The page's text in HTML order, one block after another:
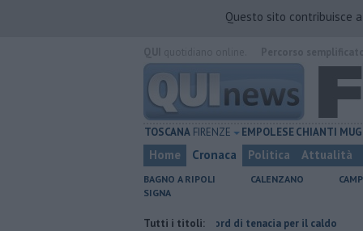
Questo sito contribuisce
TOSCANA FIRENZE EMPOLESECHIANTI
Home Cronaca Politica Attualità
BAGNO A RIPOLI CALENZANO
SIGNA
Tutti i titoli:
Graticola meteo, record di tenacia per il caldo Fipili,